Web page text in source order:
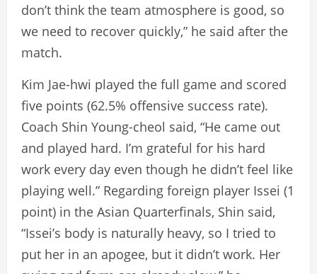
don’t think the team atmosphere is good, so
we need to recover quickly,” he said after the
match.
Kim Jae-hwi played the full game and scored
five points (62.5% offensive success rate).
Coach Shin Young-cheol said, “He came out
and played hard. I’m grateful for his hard
work every day even though he didn’t feel like
playing well.” Regarding foreign player Issei (1
point) in the Asian Quarterfinals, Shin said,
“Issei’s body is naturally heavy, so I tried to
put her in an apogee, but it didn’t work. Her